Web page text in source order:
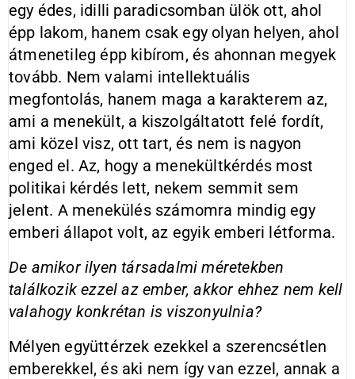
egy édes, idilli paradicsomban ülök ott, ahol
épp lakom, hanem csak egy olyan helyen, ahol
átmenetileg épp kibírom, és ahonnan megyek
tovább. Nem valami intellektuális
megfontolás, hanem maga a karakterem az,
ami a menekült, a kiszolgáltatott felé fordít,
ami közel visz, ott tart, és nem is nagyon
enged el. Az, hogy a menekültkérdés most
politikai kérdés lett, nekem semmit sem
jelent. A menekülés számomra mindig egy
emberi állapot volt, az egyik emberi létforma.
De amikor ilyen társadalmi méretekben
találkozik ezzel az ember, akkor ehhez nem kell
valahogy konkrétan is viszonyulnia?
Mélyen együttérzek ezekkel a szerencsétlen
emberekkel, és aki nem így van ezzel, annak a